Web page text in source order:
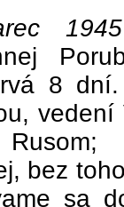
1945
8
vedení
bez
sa